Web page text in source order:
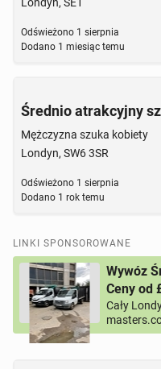
Odświeżono 1 sierpnia
Dodano 1 miesiąc temu
Średnio atrakcyjny
Mężczyzna szuka kobiety
Londyn, SW6 3SR
Odświeżono 1 sierpnia
Dodano 1 rok temu
LINKI SPONSOROWANE
Wywóz
Ceny od
Cały